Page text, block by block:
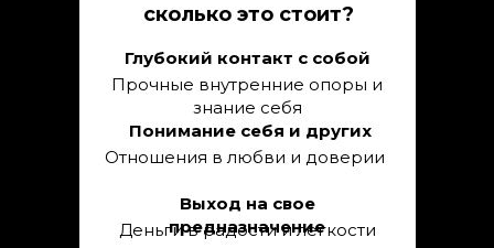
сколько это стоит?
Отношения в любви и доверии
Понимание себя и других
Деньги в радости и легкости
Выход на свое
предназначение
Прочные внутренние опоры и
знание себя
Глубокий контакт с собой